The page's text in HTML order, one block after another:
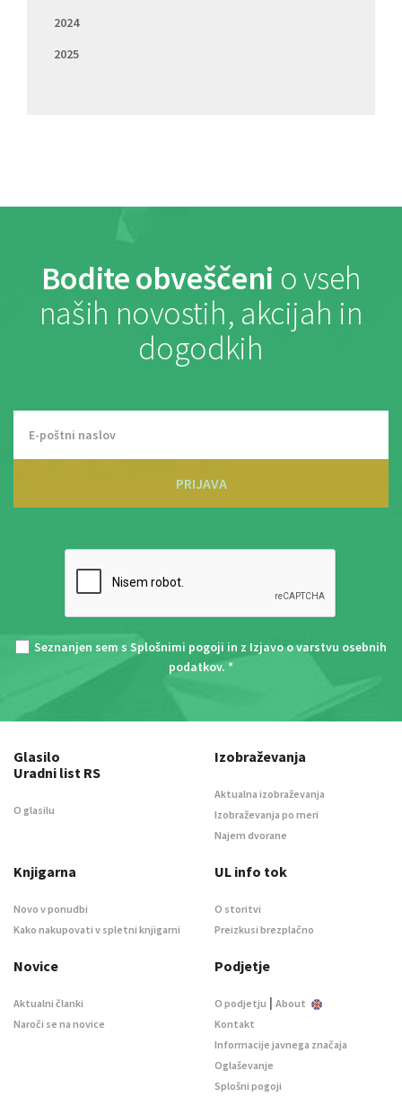
2024
2025
Bodite obveščeni o vseh
naših novostih, akcijah in
dogodkih
PRIJAVA
Seznanjen sem s Splošnimi pogoji in z Izjavo o varstvu osebnih
podatkov. *
Glasilo
Uradni list RS
O glasilu
Izobraževanja
Aktualna izobraževanja
Izobraževanja po meri
Najem dvorane
Knjigarna
Novo v ponudbi
Kako nakupovati v spletni knjigarni
UL info tok
O storitvi
Preizkusi brezplačno
Novice
Aktualni članki
Naroči se na novice
Podjetje
O podjetju | About
Kontakt
Informacije javnega značaja
Oglaševanje
Splošni pogoji